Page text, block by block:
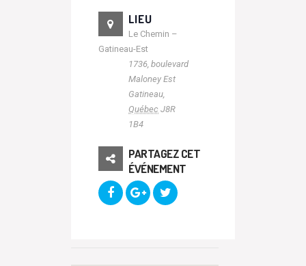
LIEU
Le Chemin –
Gatineau-Est
1736, boulevard
Maloney Est
Gatineau,
Québec J8R
1B4
PARTAGEZ CET
ÉVÉNEMENT